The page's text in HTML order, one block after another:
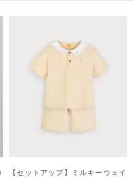
【セットアップ】ミルキーウェイ